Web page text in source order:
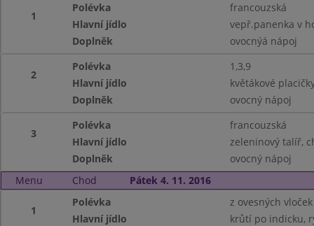
1
Polévka
francouzská
Hlavní jídlo
vepř.panenka v
Doplněk
ovocnýá nápoj
2
Polévka
1,3,9
Hlavní jídlo
květákové
Doplněk
ovocný nápoj
3
Polévka
francouzská
Hlavní jídlo
zeleninový talíř,
Doplněk
ovocný nápoj
Menu
Chod Pátek 4. 11. 2016
1
Polévka
z ovesných vloček
Hlavní jídlo
krůtí po indicku,